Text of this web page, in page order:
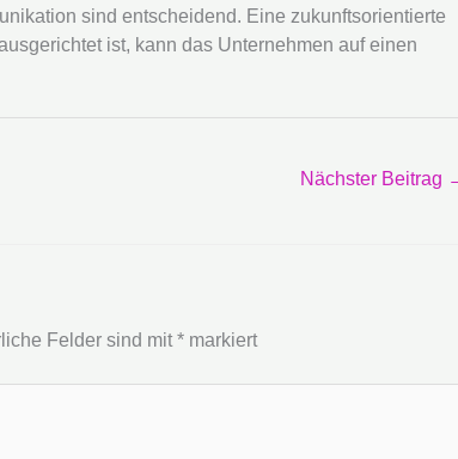
sind entscheidend. Eine zukunftsorientierte
ist, kann das Unternehmen auf einen
Nächster Beitrag
Felder sind mit* markiert